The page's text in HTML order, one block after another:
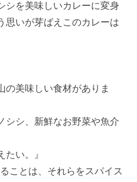
シを美味しいカレーに変身
思いが芽ばえこのカレーは
の美味しい食材がありま
シシ、新鮮なお野菜や魚介
たい。』
ことは、それらをスパイス